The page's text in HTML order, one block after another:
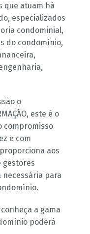
que atuam há
especializados
condominial,
do condomínio,
o
este é o
compromisso
e com
aos
gestores
necessária para
a gama
poderá